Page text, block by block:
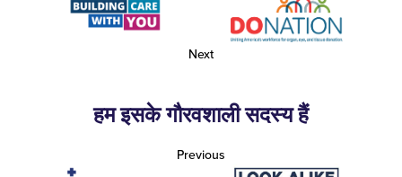
Next
हम इसके गौरवशाली सदस्य हैं
Previous